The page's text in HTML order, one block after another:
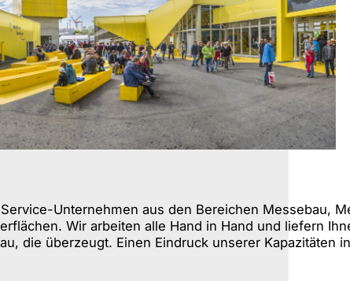
Unternehmen aus den Bereichen Messebau,
Wir arbeiten alle Hand in Hand und liefern
die überzeugt. Einen Eindruck unserer Kapazitäten